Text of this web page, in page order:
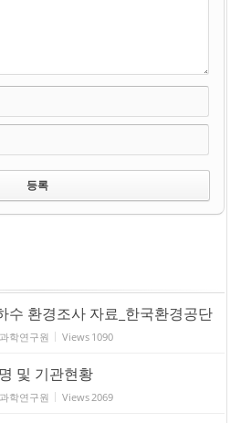
수 환경조사 자료_한국환경공단
학연구원 Views 1090
및 기관현황
학연구원 Views2069